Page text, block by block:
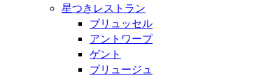
星つきレストラン
ブリュッセル
アントワープ
ゲント
ブリュージュ